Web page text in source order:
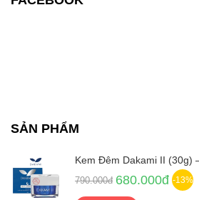
SẢN PHẨM
Kem Đêm Dakami II (30g)
790.000đ 680.000đ -13%